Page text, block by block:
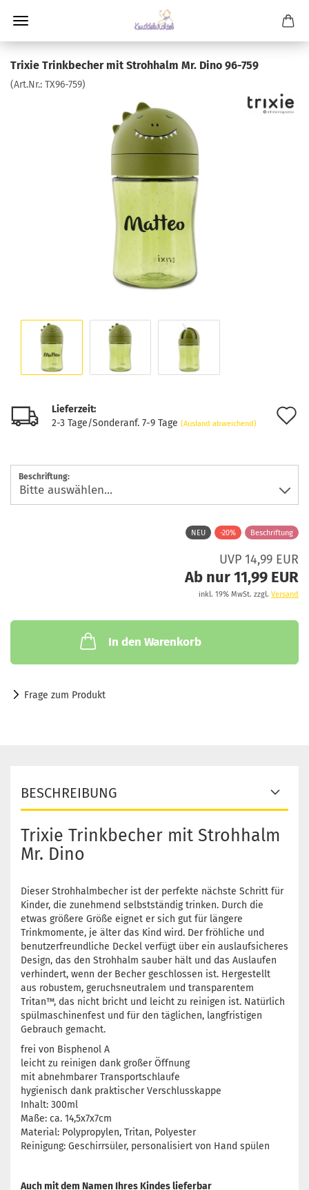
Trixie Trinkbecher mit Strohhalm Mr. Dino 96-759
(Art.Nr.: TX96-759)
Lieferzeit:
2-3 Tage/Sonderanf. 7-9 Tage (Ausland abweichend)
Beschriftung:
NEU -20% Beschriftung
UVP 14,99 EUR
Ab nur 11,99 EUR
inkl. 19% MwSt. zzgl. Versand
In den Warenkorb
Frage zum Produkt
BESCHREIBUNG
Trixie Trinkbecher mit Strohhalm
Mr. Dino
Dieser Strohhalmbecher ist der perfekte nächste Schritt für
Kinder, die zunehmend selbstständig trinken. Durch die
etwas größere Größe eignet er sich gut für längere
Trinkmomente, je älter das Kind wird. Der fröhliche und
benutzerfreundliche Deckel verfügt über ein auslaufsicheres
Design, das den Strohhalm sauber hält und das Auslaufen
verhindert, wenn der Becher geschlossen ist. Hergestellt
aus robustem, geruchsneutralem und transparentem
Tritan™, das nicht bricht und leicht zu reinigen ist. Natürlich
spülmaschinenfest und für den täglichen, langfristigen
Gebrauch gemacht.
frei von Bisphenol A
leicht zu reinigen dank großer Öffnung
mit abnehmbarer Transportschlaufe
hygienisch dank praktischer Verschlusskappe
Inhalt: 300ml
Maße: ca. 14,5x7x7cm
Material: Polypropylen, Tritan, Polyester
Reinigung: Geschirrsüler, personalisiert von Hand spülen
Auch mit dem Namen Ihres Kindes lieferbar